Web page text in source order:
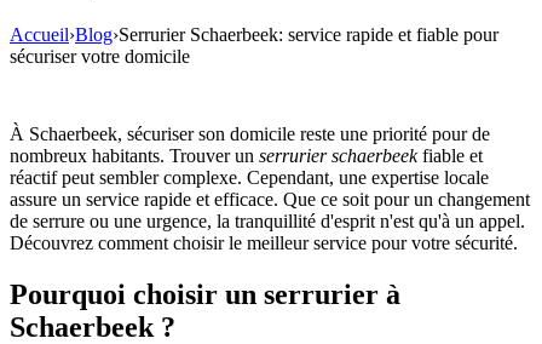
Accueil›Blog›Serrurier Schaerbeek: service rapide et fiable pour
sécuriser votre domicile
À Schaerbeek, sécuriser son domicile reste une priorité pour de
nombreux habitants. Trouver un serrurier schaerbeekfiable et
réactif peut sembler complexe. Cependant, une expertise locale
assure un service rapide et efficace. Que ce soit pour un changement
de serrure ou une urgence, la tranquillité d'esprit n'est qu'à un appel.
Découvrez comment choisir le meilleur service pour votre sécurité.
Pourquoi choisir un serrurier à
Schaerbeek ?